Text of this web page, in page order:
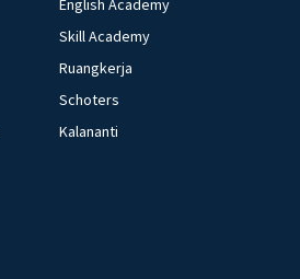
English Academy
Skill Academy
Ruangkerja
Schoters
Kalananti